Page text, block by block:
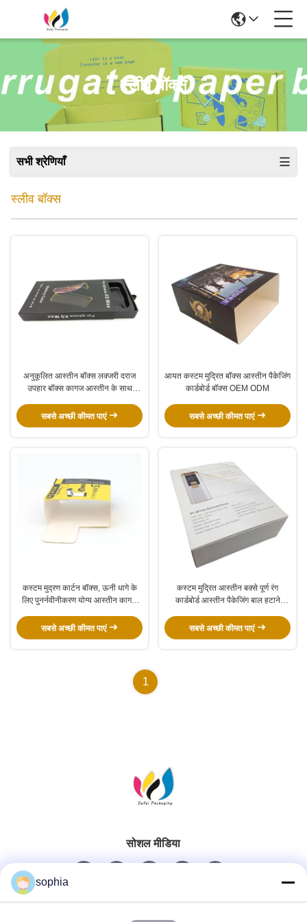
स्लीव बॉक्स
सभी श्रेणियाँ
स्लीव बॉक्स
अनुकूलित आस्तीन बॉक्स लक्जरी दराज
उपहार बॉक्स कागज आस्तीन के साथ
सबसे अच्छी कीमत पाएं
आयत कस्टम मुद्रित बॉक्स आस्तीन पैकेजिंग
कार्डबोर्ड बॉक्स OEM ODM
सबसे अच्छी कीमत पाएं
कस्टम मुद्रण कार्टन बॉक्स, ऊनी धागे के
लिए पुनर्नवीनीकरण योग्य आस्तीन कागज
सबसे अच्छी कीमत पाएं
कस्टम मुद्रित आस्तीन बक्से पूर्ण रंग
कार्डबोर्ड आस्तीन पैकेजिंग बाल हटाने
सबसे अच्छी कीमत पाएं
1
सोशल मीडिया
त्वरित संपर्क
sophia